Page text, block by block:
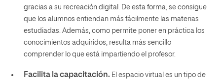
gracias a su recreación digital. De esta forma, se consigue
que los alumnos entiendan más fácilmente las materias
estudiadas. Además, como permite poner en práctica los
conocimientos adquiridos, resulta más sencillo
comprender lo que está impartiendo el profesor.
Facilita la capacitación. El espacio virtual es un tipo de